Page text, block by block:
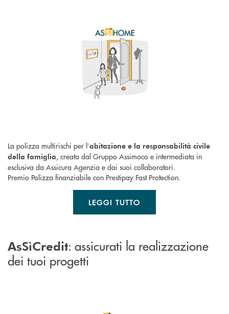
La polizza multirischi per l’abitazione e la responsabilità civile
della famiglia, creata dal Gruppo Assimoco e intermediata in
esclusiva da Assicura Agenzia e dai suoi collaboratori.
Premio Polizza finanziabile con Prestipay Fast Protection.
LEGGI TUTTO
AsSìCredit: assicurati la realizzazione
dei tuoi progetti